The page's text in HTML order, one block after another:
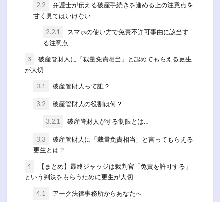
2.2
弁護士が伝える破産手続きを進める上の注意点を
甘く見てはいけない
2.2.1
スマホの使い方で免責不許可事由に該当す
る注意点
3
破産管財人に「裁量免責相当」と認めてもらえる更生
が大切
3.1 破産管財人って誰？
3.2 破産管財人の役割は何？
3.2.1 破産管財人がする制限とは…
3.3
破産管財人に「裁量免責相当」と言ってもらえる
更生とは？
4
【まとめ】最終ジャッジは裁判官「免責を許可する」
という判決をもらうために更生が大切
4.1 アーク法律事務所からあなたへ